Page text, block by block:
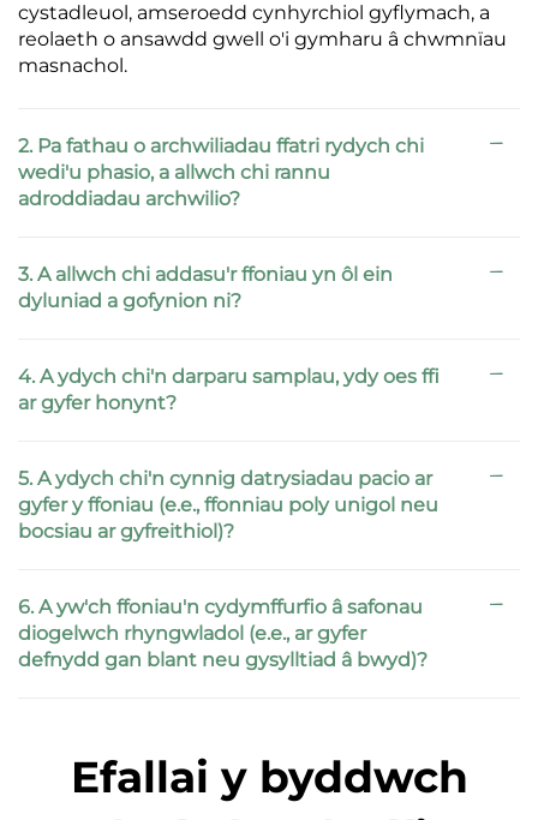
cystadleuol, amseroedd cynhyrchiol gyflymach, a
reolaeth o ansawdd gwell o'i gymharu â chwmnïau
masnachol.
2. Pa fathau o archwiliadau ffatri rydych chi
wedi'u phasio, a allwch chi rannu
adroddiadau archwilio?
3. A allwch chi addasu'r ffoniau yn ôl ein
dyluniad a gofynion ni?
4. A ydych chi'n darparu samplau, ydy oes ffi
ar gyfer honynt?
5. A ydych chi'n cynnig datrysiadau pacio ar
gyfer y ffoniau (e.e., ffonniau poly unigol neu
bocsiau ar gyfreithiol)?
6. A yw'ch ffoniau'n cydymffurfio â safonau
diogelwch rhyngwladol (e.e., ar gyfer
defnydd gan blant neu gysylltiad â bwyd)?
Efallai y byddwch